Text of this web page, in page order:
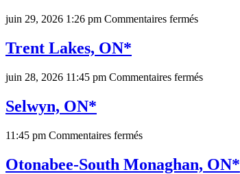
juin 29, 2026 1:26 pm Commentaires ferméssur
Trent Lakes, ON*
juin 28, 2026 11:45 pm Commentaires ferméssur
Selwyn, ON*
11:45 pm Commentaires ferméssur
Otonabee-South Monaghan, ON*